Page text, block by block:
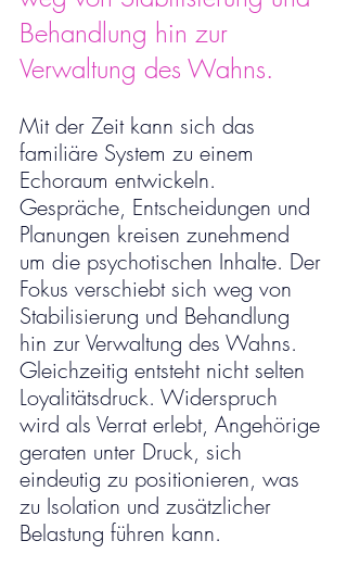
Behandlung hin zur
Verwaltung des Wahns.
Mit der Zeit kann sich das
familiäre System zu einem
Echoraum entwickeln.
Gespräche, Entscheidungen und
Planungen kreisen zunehmend
um die psychotischen Inhalte. Der
Fokus verschiebt sich weg von
Stabilisierung und Behandlung
hin zur Verwaltung des Wahns.
Gleichzeitig entsteht nicht selten
Loyalitätsdruck. Widerspruch
wird als Verrat erlebt, Angehörige
geraten unter Druck, sich
eindeutig zu positionieren, was
zu Isolation und zusätzlicher
Belastung führen kann.